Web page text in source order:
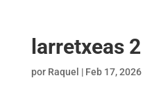
larretxeas 2
por Raquel | Feb 17, 2026